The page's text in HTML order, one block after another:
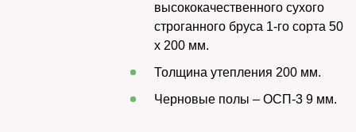
высококачественного сухого
строганного бруса 1-го сорта 50
х 200 мм.
Толщина утепления 200 мм.
Черновые полы – ОСП-3 9 мм.